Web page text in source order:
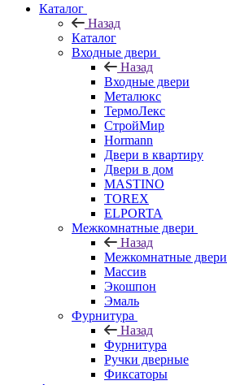
Каталог
Назад
Каталог
Входные двери
Назад
Входные двери
Металюкс
ТермоЛекс
СтройМир
Hormann
Двери в квартиру
Двери в дом
MASTINO
TOREX
ELPORTA
Межкомнатные двери
Назад
Межкомнатные двери
Массив
Экошпон
Эмаль
Фурнитура
Назад
Фурнитура
Ручки дверные
Фиксаторы